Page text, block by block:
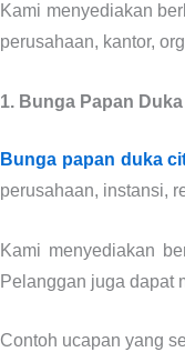
Kami menyediakan
perusahaan, kantor,
1. Bunga Papan
Bunga papan duka
perusahaan, instansi,
Kami menyediakan
Pelanggan juga dapat
Contoh ucapan yang